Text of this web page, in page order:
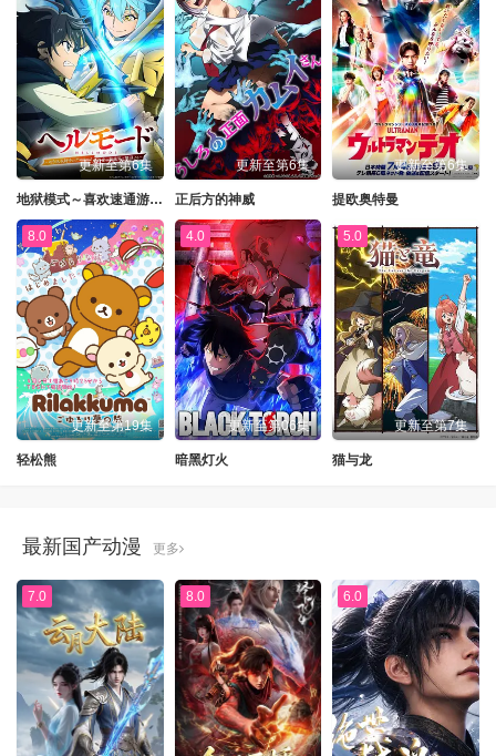
更新至第6集
地狱模式～喜欢速通游戏的玩家在废设定异世界无双～第二季
更新至第6集
正后方的神威
更新至第6集
提欧奥特曼
8.0
更新至第19集
轻松熊
4.0
更新至第06集
暗黑灯火
5.0
更新至第7集
猫与龙
最新国产动漫 更多
7.0 8.0 6.0